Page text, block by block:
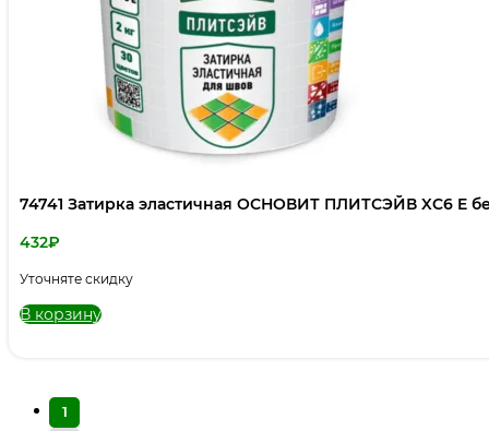
74741 Затирка эластичная ОСНОВИТ ПЛИТСЭЙВ XC6 E
432₽
Уточняте скидку
В корзину
1